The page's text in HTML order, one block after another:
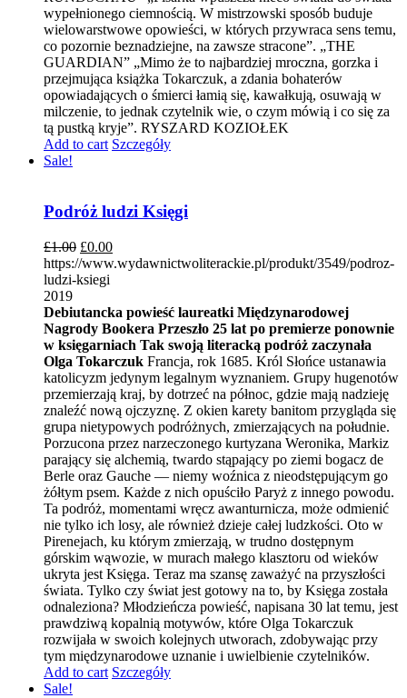
wypełnionego ciemnością. W mistrzowski sposób buduje
wielowarstwowe opowieści, w których przywraca sens temu,
co pozornie beznadziejne, na zawsze stracone”. „THE
GUARDIAN” „Mimo że to najbardziej mroczna, gorzka i
przejmująca książka Tokarczuk, a zdania bohaterów
opowiadających o śmierci łamią się, kawałkują, osuwają w
milczenie, to jednak czytelnik wie, o czym mówią i co się za
tą pustką kryje”. RYSZARD KOZIOŁEK
Add to cart Szczegóły
Sale!
Podróż ludzi Księgi
£1.00 £0.00
https://www.wydawnictwoliterackie.pl/produkt/3549/podroz-
ludzi-ksiegi
2019
Debiutancka powieść laureatki Międzynarodowej
Nagrody Bookera Przeszło 25 lat po premierze ponownie
w księgarniach Tak swoją literacką podróż zaczynała
Olga Tokarczuk Francja, rok 1685. Król Słońce ustanawia
katolicyzm jedynym legalnym wyznaniem. Grupy hugenotów
przemierzają kraj, by dotrzeć na północ, gdzie mają nadzieję
znaleźć nową ojczyznę. Z okien karety banitom przygląda się
grupa nietypowych podróżnych, zmierzających na południe.
Porzucona przez narzeczonego kurtyzana Weronika, Markiz
parający się alchemią, twardo stąpający po ziemi bogacz de
Berle oraz Gauche — niemy woźnica z nieodstępującym go
żółtym psem. Każde z nich opuściło Paryż z innego powodu.
Ta podróż, momentami wręcz awanturnicza, może odmienić
nie tylko ich losy, ale również dzieje całej ludzkości. Oto w
Pirenejach, ku którym zmierzają, w trudno dostępnym
górskim wąwozie, w murach małego klasztoru od wieków
ukryta jest Księga. Teraz ma szansę zaważyć na przyszłości
świata. Tylko czy świat jest gotowy na to, by Księga została
odnaleziona? Młodzieńcza powieść, napisana 30 lat temu, jest
prawdziwą kopalnią motywów, które Olga Tokarczuk
rozwijała w swoich kolejnych utworach, zdobywając przy
tym międzynarodowe uznanie i uwielbienie czytelników.
Add to cart Szczegóły
Sale!